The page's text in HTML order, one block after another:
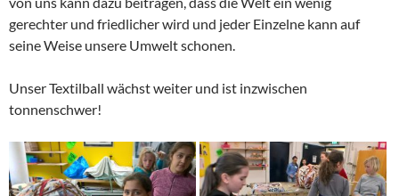
gerechter und friedlicher wird und jeder Einzelne kann auf
seine Weise unsere Umwelt schonen.
Unser Textilball wächst weiter und ist inzwischen
tonnenschwer!